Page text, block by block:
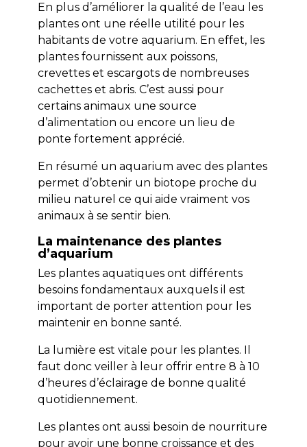
En plus d’améliorer la qualité de l’eau les
plantes ont une réelle utilité pour les
habitants de votre aquarium. En effet, les
plantes fournissent aux poissons,
crevettes et escargots de nombreuses
cachettes et abris. C’est aussi pour
certains animaux une source
d’alimentation ou encore un lieu de
ponte fortement apprécié.
En résumé un aquarium avec des plantes
permet d’obtenir un biotope proche du
milieu naturel ce qui aide vraiment vos
animaux à se sentir bien.
La maintenance des plantes
d’aquarium
Les plantes aquatiques ont différents
besoins fondamentaux auxquels il est
important de porter attention pour les
maintenir en bonne santé.
La lumière est vitale pour les plantes. Il
faut donc veiller à leur offrir entre 8 à 10
d’heures d’éclairage de bonne qualité
quotidiennement.
Les plantes ont aussi besoin de nourriture
pour avoir une bonne croissance et des